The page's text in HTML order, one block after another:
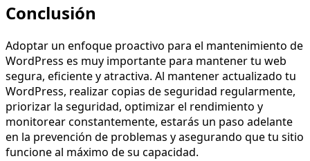
Conclusión
Adoptar un enfoque proactivo para el mantenimiento de
WordPress es muy importante para mantener tu web
segura, eficiente y atractiva. Al mantener actualizado tu
WordPress, realizar copias de seguridad regularmente,
priorizar la seguridad, optimizar el rendimiento y
monitorear constantemente, estarás un paso adelante
en la prevención de problemas y asegurando que tu sitio
funcione al máximo de su capacidad.